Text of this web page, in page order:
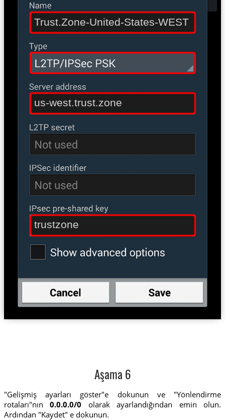
Trust.Zone-United-States-WEST
us-west.trust.zone
trustzone
Aşama 6
"Gelişmiş ayarları göster"e dokunun ve "Yönlendirme
rotaları"nın0.0.0.0/0 olarak ayarlandığından emin olun.
Ardından "Kaydet" e dokunun.